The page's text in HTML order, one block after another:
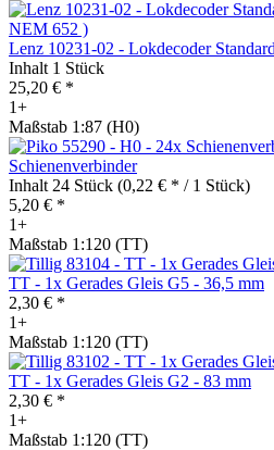
Lenz 10231-02 - Lokdecoder
Inhalt 1 Stück
25,20 € *
1+
Maßstab 1:87 (H0)
Schienenverbinder
Inhalt 24 Stück (0,22 € * / 1 Stück)
5,20 € *
1+
Maßstab 1:120 (TT)
TT - 1x Gerades Gleis G5 - 36,5 mm
2,30 € *
1+
Maßstab 1:120 (TT)
TT - 1x Gerades Gleis G2 - 83 mm
2,30 € *
1+
Maßstab 1:120 (TT)